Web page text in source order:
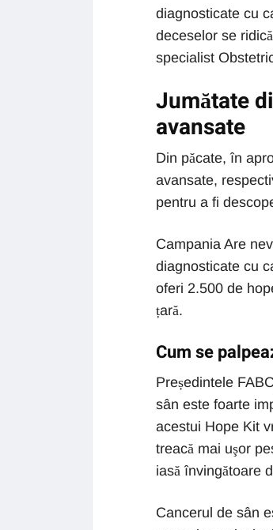
diagnosticate cu
deceselor se
specialist
Jumătate
avansate
Din păcate, în
avansate,
pentru a fi
Campania Are
diagnosticate cu
oferi 2.500 de
țară.
Cum se
Președintele
sân este foarte
acestui Hope Kit
treacă mai uşor
iasă învingătoare
Cancerul de sân